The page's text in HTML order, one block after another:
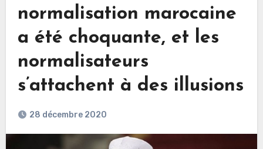
normalisation marocaine
a été choquante, et les
normalisateurs
s’attachent à des illusions
28 décembre 2020